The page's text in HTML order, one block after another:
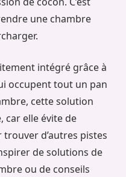
une chambre
intégré grâce à
occupent tout un pan
cette solution
car elle évite de
d’autres pistes
de solutions de
ou de conseils